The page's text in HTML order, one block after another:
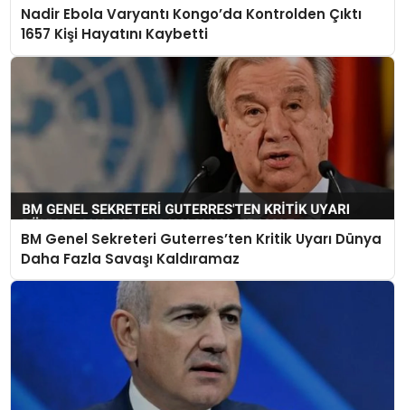
Nadir Ebola Varyantı Kongo’da Kontrolden Çıktı
1657 Kişi Hayatını Kaybetti
BM Genel Sekreteri Guterres’ten Kritik Uyarı Dünya
Daha Fazla Savaşı Kaldıramaz